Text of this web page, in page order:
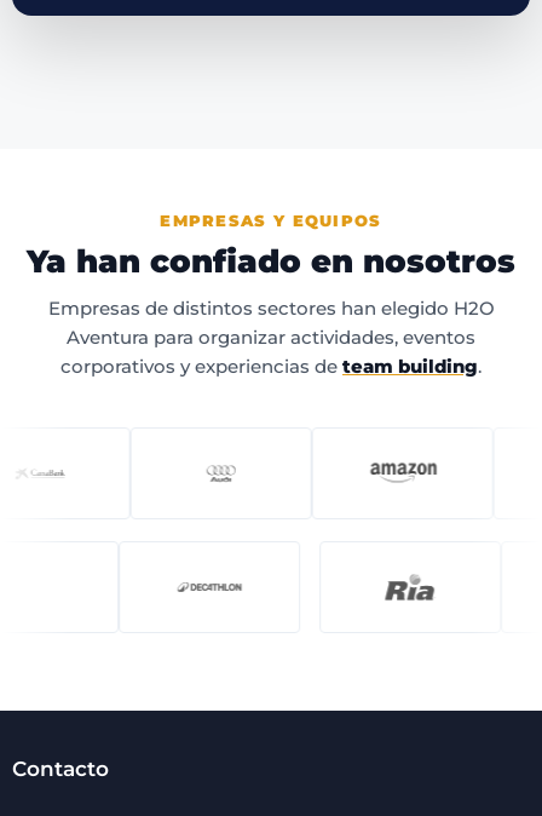
EMPRESAS Y EQUIPOS
Ya han confiado en nosotros
Empresas de distintos sectores han elegido H2O
Aventura para organizar actividades, eventos
corporativos y experiencias de team building.
Contacto